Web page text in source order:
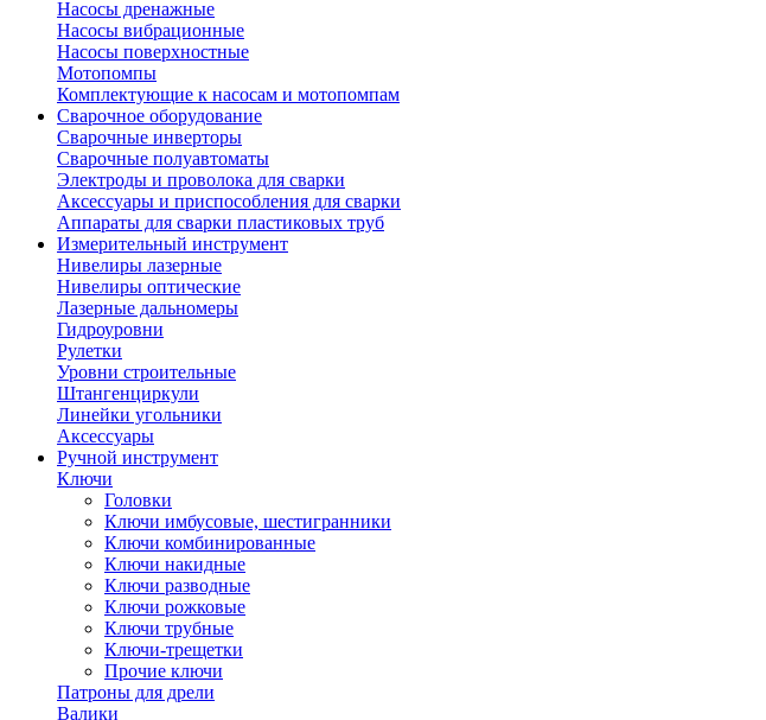
Насосы дренажные
Насосы вибрационные
Насосы поверхностные
Мотопомпы
Комплектующие к насосам и мотопомпам
Сварочное оборудование
Сварочные инверторы
Сварочные полуавтоматы
Электроды и проволока для сварки
Аксессуары и приспособления для сварки
Аппараты для сварки пластиковых труб
Измерительный инструмент
Нивелиры лазерные
Нивелиры оптические
Лазерные дальномеры
Гидроуровни
Рулетки
Уровни строительные
Штангенциркули
Линейки угольники
Аксессуары
Ручной инструмент
Ключи
Головки
Ключи имбусовые, шестигранники
Ключи комбинированные
Ключи накидные
Ключи разводные
Ключи рожковые
Ключи трубные
Ключи-трещетки
Прочие ключи
Патроны для дрели
Валики